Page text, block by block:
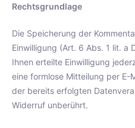
Rechtsgrundlage
Die Speicherung der
Einwilligung (Art. 6 Abs. 1 lit. a
Ihnen erteilte Einwilligung
eine formlose Mitteilung per E-
der bereits erfolgten
Widerruf unberührt.